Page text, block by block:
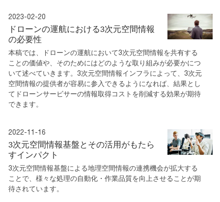
2023-02-20
ドローンの運航における3次元空間情報
の必要性
本稿では、ドローンの運航において3次元空間情報を共有する
ことの価値や、そのためにはどのような取り組みが必要かにつ
いて述べていきます。3次元空間情報インフラによって、3次元
空間情報の提供者が容易に参入できるようになれば、結果とし
てドローンサービサーの情報取得コストを削減する効果が期待
できます。
2022-11-16
3次元空間情報基盤とその活用がもたら
すインパクト
3次元空間情報基盤による地理空間情報の連携機会が拡大する
ことで、様々な処理の自動化・作業品質を向上させることが期
待されています。